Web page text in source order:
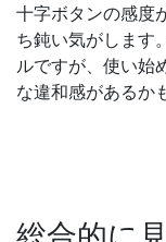
十字ボタンの感度
ち鈍い気がします
ルですが、使い始
な違和感があるか